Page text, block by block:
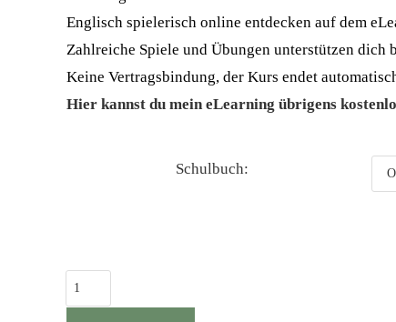
Englisch spielerisch online entdecken auf dem
Zahlreiche Spiele und Übungen unterstützen
Keine Vertragsbindung, der Kurs endet
Hier kannst du mein eLearning übrigens
Schulbuch:
eLearning
Kurs: